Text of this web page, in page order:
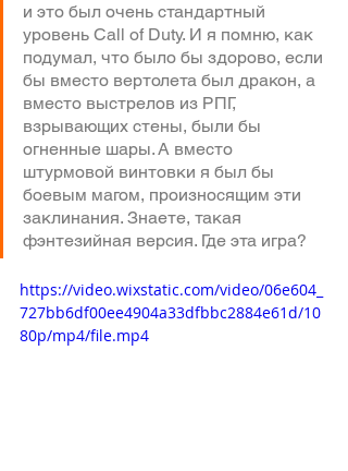
и это был очень стандартный
уровень Call of Duty. И я помню, как
подумал, что было бы здорово, если
бы вместо вертолета был дракон, а
вместо выстрелов из РПГ,
взрывающих стены, были бы
огненные шары. А вместо
штурмовой винтовки я был бы
боевым магом, произносящим эти
заклинания. Знаете, такая
фэнтезийная версия. Где эта игра?
https://video.wixstatic.com/video/06e604_
727bb6df00ee4904a33dfbbc2884e61d/10
80p/mp4/file.mp4